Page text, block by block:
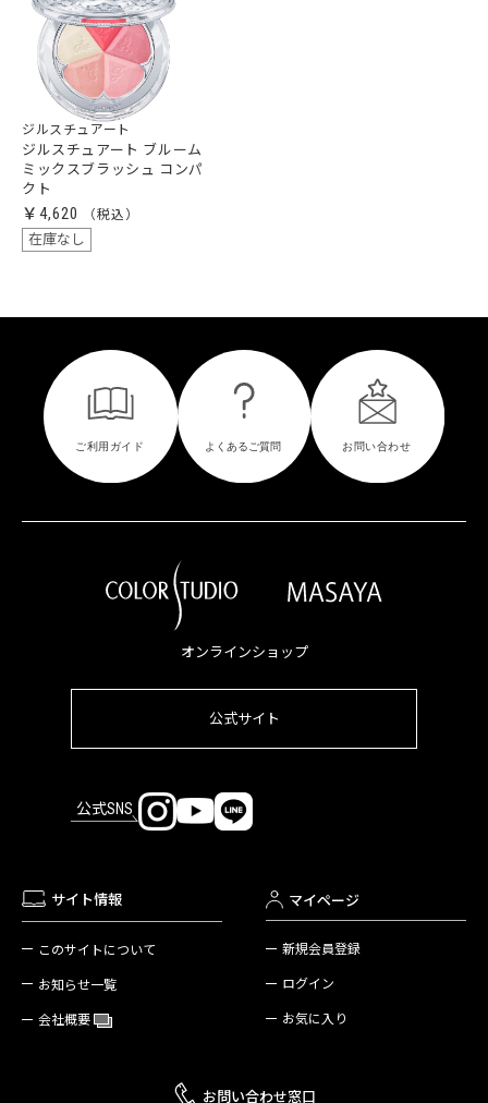
ジルスチュアート
ジルスチュアート ブルーム
ミックスブラッシュ コンパ
クト
￥4,620
在庫なし
オンラインショップ
公式サイト
公式SNS
サイト情報
このサイトについて
お知らせ一覧
会社概要
マイページ
新規会員登録
ログイン
お気に入り
お問い合わせ窓口